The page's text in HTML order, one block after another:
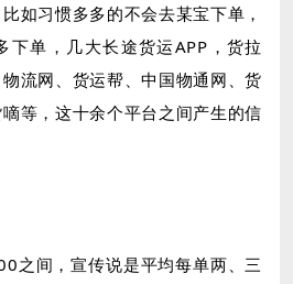
如习惯多多的不会去某宝下单，
下单，几大长途货运APP，货拉
流网、货运帮、中国物通网、货
等，这十余个平台之间产生的信
之间，宣传说是平均每单两、三